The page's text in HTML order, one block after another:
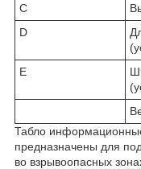
C
D
E
Табло
предназначены для
во взрывоопасных